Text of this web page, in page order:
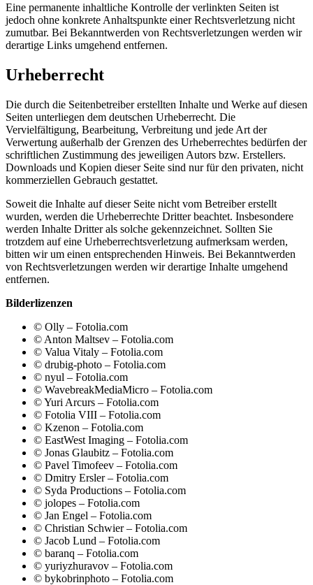
Eine permanente inhaltliche Kontrolle der verlinkten Seiten ist
jedoch ohne konkrete Anhaltspunkte einer Rechtsverletzung nicht
zumutbar. Bei Bekanntwerden von Rechtsverletzungen werden wir
derartige Links umgehend entfernen.
Urheberrecht
Die durch die Seitenbetreiber erstellten Inhalte und Werke auf diesen
Seiten unterliegen dem deutschen Urheberrecht. Die
Vervielfältigung, Bearbeitung, Verbreitung und jede Art der
Verwertung außerhalb der Grenzen des Urheberrechtes bedürfen der
schriftlichen Zustimmung des jeweiligen Autors bzw. Erstellers.
Downloads und Kopien dieser Seite sind nur für den privaten, nicht
kommerziellen Gebrauch gestattet.
Soweit die Inhalte auf dieser Seite nicht vom Betreiber erstellt
wurden, werden die Urheberrechte Dritter beachtet. Insbesondere
werden Inhalte Dritter als solche gekennzeichnet. Sollten Sie
trotzdem auf eine Urheberrechtsverletzung aufmerksam werden,
bitten wir um einen entsprechenden Hinweis. Bei Bekanntwerden
von Rechtsverletzungen werden wir derartige Inhalte umgehend
entfernen.
Bilderlizenzen
© Olly – Fotolia.com
© Anton Maltsev – Fotolia.com
© Valua Vitaly – Fotolia.com
© drubig-photo – Fotolia.com
© nyul – Fotolia.com
© WavebreakMediaMicro – Fotolia.com
© Yuri Arcurs – Fotolia.com
© Fotolia VIII – Fotolia.com
© Kzenon – Fotolia.com
© EastWest Imaging – Fotolia.com
© Jonas Glaubitz – Fotolia.com
© Pavel Timofeev – Fotolia.com
© Dmitry Ersler – Fotolia.com
© Syda Productions – Fotolia.com
© jolopes – Fotolia.com
© Jan Engel – Fotolia.com
© Christian Schwier – Fotolia.com
© Jacob Lund – Fotolia.com
© baranq – Fotolia.com
© yuriyzhuravov – Fotolia.com
© bykobrinphoto – Fotolia.com